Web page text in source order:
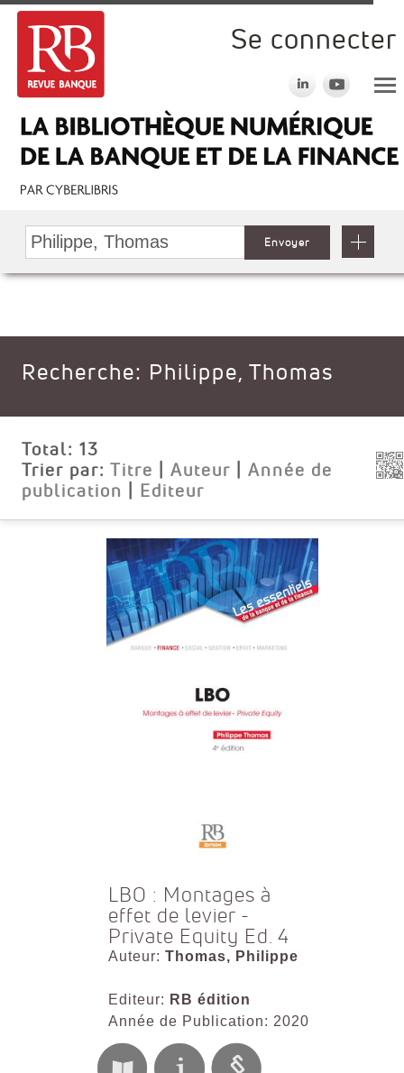
Se connecter
Envoyer
Recherche: Philippe, Thomas
Total: 13
Trier par: Titre Auteur
Année de
publication
Editeur
LBO : Montages à
effet de levier -
Private Equity Ed. 4
Auteur: Thomas, Philippe
Editeur: RB édition
Année de Publication: 2020